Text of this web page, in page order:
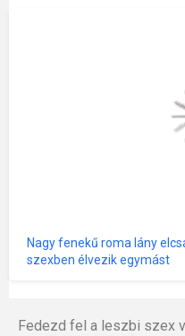
Nagy fenekű roma lány
szexben élvezik egymást
Fedezd fel a leszbi szex